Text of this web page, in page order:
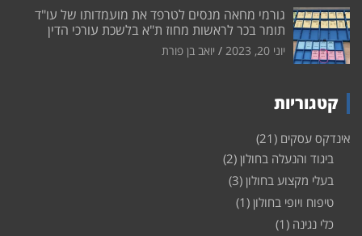
גורמי מחאה מנסים לטרפד את מועמדותו של עו"ד
תומר בכר לראשות מחוז ת"א בלשכת עורכי הדין
יוני 20, 2023 יואב בן פורת
קטגוריות
אינדקס עסקים (21)
ביגוד והנעלה בחולון (2)
בעלי מקצוע בחולון (3)
טיפוח ויופי בחולון (1)
כלי נגינה (1)